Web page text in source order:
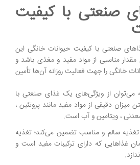
صنعتی با کیفیت
صنعتی با کیفیت حیوانات خانگی این
مناسبی از مواد مفید و مغذی باشد و
خانگی را جهت فعالیت روزانه آن‌ها تأمین
می‌توان از ویژگی‌های یک غذای صنعتی با
میزان دقیقی از مواد مفید مانند پروتئین ،
، ویتامین و آب است.
تغذیه سالم و مناسب تضمین می‌کند؛ تغذیه
غذاهایی که دارای ترکیبات مفید است و